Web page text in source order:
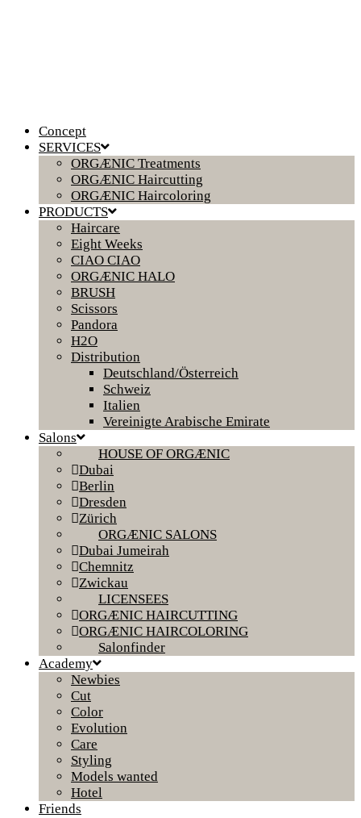
Concept
SERVICES
ORGÆNIC Treatments
ORGÆNIC Haircutting
ORGÆNIC Haircoloring
PRODUCTS
Haircare
Eight Weeks
CIAO CIAO
ORGÆNIC HALO
BRUSH
Scissors
Pandora
H2O
Distribution
Deutschland/Österreich
Schweiz
Italien
Vereinigte Arabische Emirate
Salons
HOUSE OF ORGÆNIC
Dubai
Berlin
Dresden
Zürich
ORGÆNIC SALONS
Dubai Jumeirah
Chemnitz
Zwickau
LICENSEES
ORGÆNIC HAIRCUTTING
ORGÆNIC HAIRCOLORING
Salonfinder
Academy
Newbies
Cut
Color
Evolution
Care
Styling
Models wanted
Hotel
Friends